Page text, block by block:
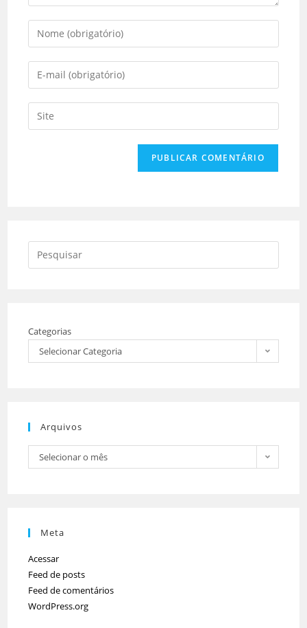
Categorias
Selecionar Categoria
Arquivos
Selecionar o mês
Meta
Acessar
Feed de posts
Feed de comentários
WordPress.org